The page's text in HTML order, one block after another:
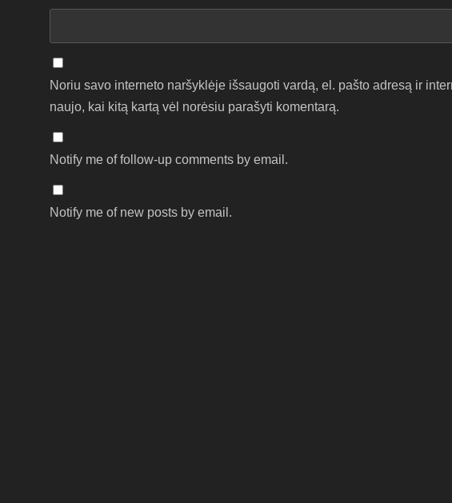
Noriu savo interneto naršyklėje išsaugoti vardą, el. pašto adresą ir
naujo, kai kitą kartą vėl norėsiu parašyti komentarą.
Notify me of follow-up comments by email.
Notify me of new posts by email.